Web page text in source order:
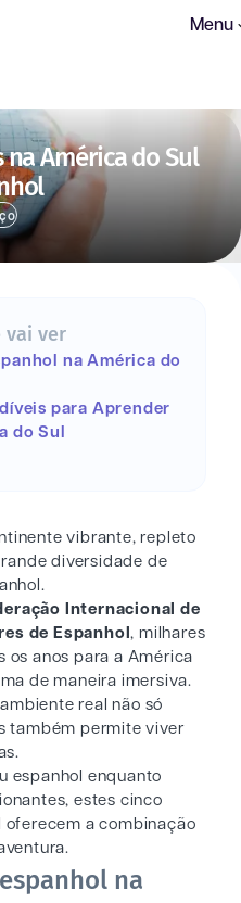
Menu
América do Sul
vai ver
na América do
para Aprender
do Sul
vibrante, repleto
diversidade de
Internacional de
de Espanhol, milhares
os anos para a América
de maneira imersiva.
real não só
também permite viver
espanhol enquanto
estes cinco
oferecem a combinação
na